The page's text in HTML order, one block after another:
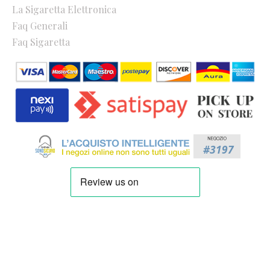
La Sigaretta Elettronica
Faq Generali
Faq Sigaretta